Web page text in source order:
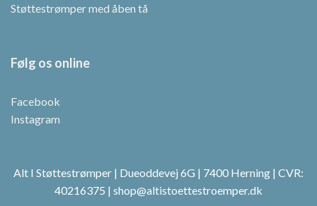
Støttestrømper med åben tå
Følg os online
Facebook
Instagram
Alt I Støttestrømper | Dueoddevej 6G | 7400 Herning | CVR:
40216375 | shop@altistoettestroemper.dk